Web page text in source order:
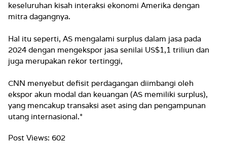
keseluruhan kisah interaksi ekonomi Amerika dengan
mitra dagangnya.
Hal itu seperti, AS mengalami surplus dalam jasa pada
2024 dengan mengekspor jasa senilai US$1,1 triliun dan
juga merupakan rekor tertinggi,
CNN menyebut defisit perdagangan diimbangi oleh
ekspor akun modal dan keuangan (AS memiliki surplus),
yang mencakup transaksi aset asing dan pengampunan
utang internasional.*
Post Views: 602